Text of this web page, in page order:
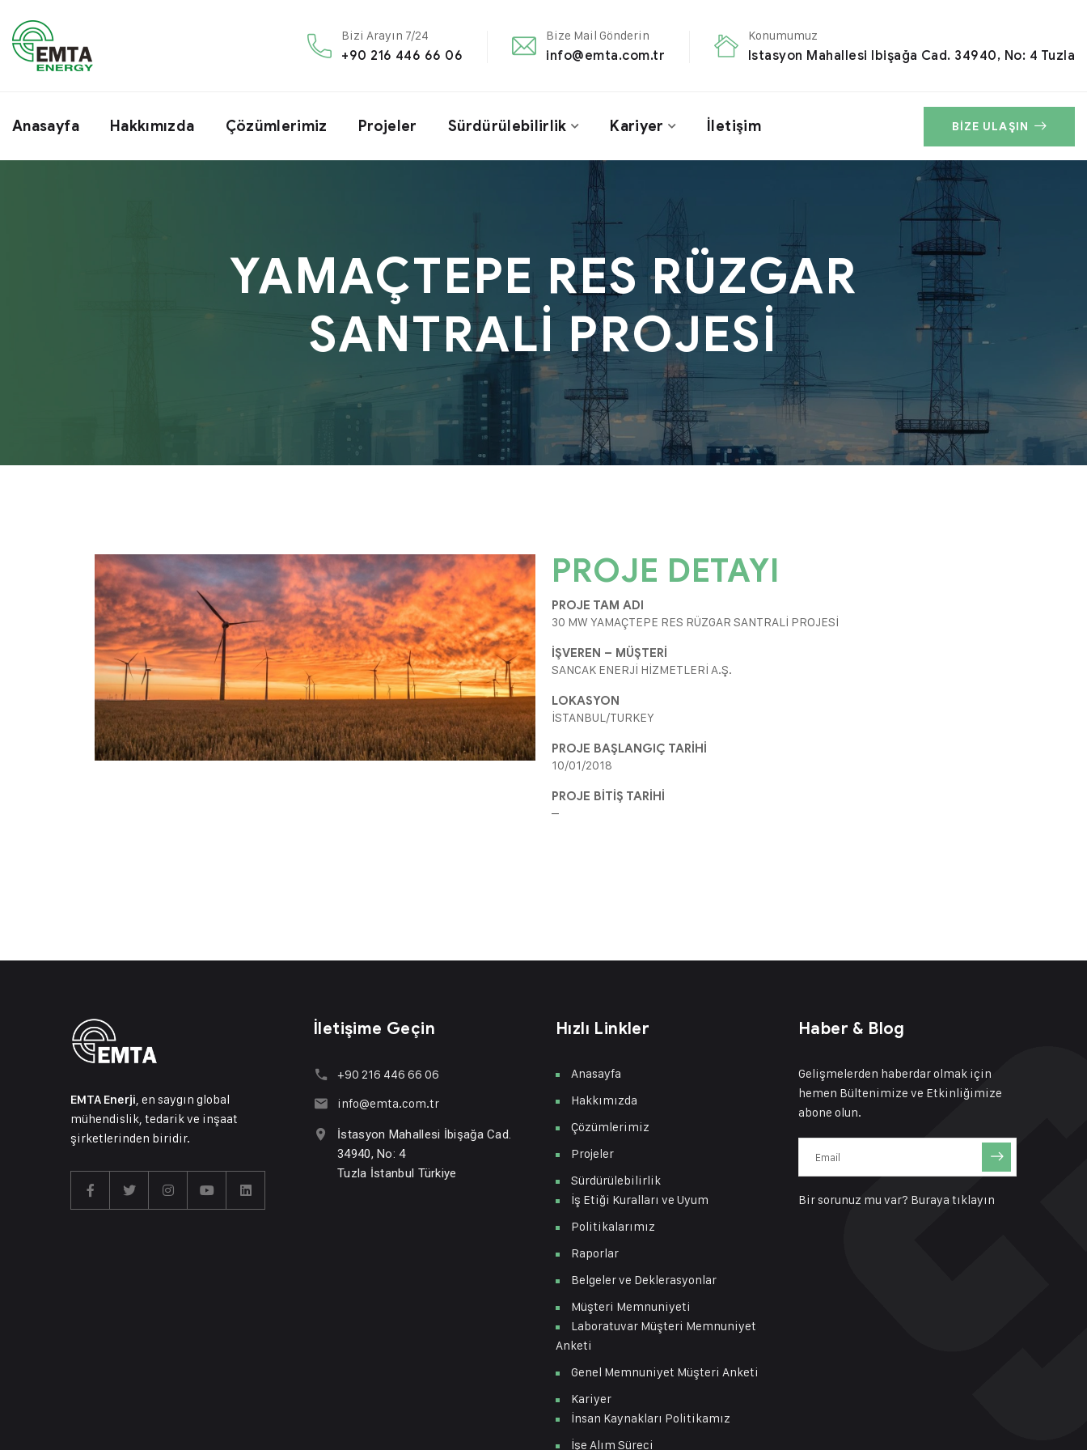
Bizi Arayın 7/24
+90 216 446 66 06
Bize Mail Gönderin
info@emta.com.tr
Konumumuz
Istasyon Mahallesi Ibişağa Cad. 34940, No: 4 Tuzla
Anasayfa Hakkımızda Çözümlerimiz Projeler Sürdürülebilirlik Kariyer İletişim BIZE ULAŞIN
YAMAÇTEPE RES RÜZGAR
SANTRALİ PROJESİ
PROJE DETAYI
PROJE TAM ADI
30 MW YAMAÇTEPE RES RÜZGAR SANTRALİ PROJESİ
İŞVEREN – MÜŞTERİ
SANCAK ENERJİ HİZMETLERİ A.Ş.
LOKASYON
İSTANBUL/TURKEY
PROJE BAŞLANGIÇ TARİHİ
10/01/2018
PROJE BİTİŞ TARİHİ
–
EMTA Enerji, en saygın global
mühendislik, tedarik ve inşaat
şirketlerinden biridir.
İletişime Geçin
+90 216 446 66 06
info@emta.com.tr
İstasyon Mahallesi İbişağa Cad.
34940, No: 4
Tuzla İstanbul Türkiye
Hızlı Linkler
Anasayfa
Hakkımızda
Çözümlerimiz
Projeler
Sürdürülebilirlik
İş Etiği Kuralları ve Uyum
Politikalarımız
Raporlar
Belgeler ve Deklerasyonlar
Müşteri Memnuniyeti
Laboratuvar Müşteri Memnuniyet
Anketi
Genel Memnuniyet Müşteri Anketi
Kariyer
İnsan Kaynakları Politikamız
İşe Alım Süreci
Haber & Blog
Gelişmelerden haberdar olmak için
hemen Bültenimize ve Etkinliğimize
abone olun.
Bir sorunuz mu var? Buraya tıklayın